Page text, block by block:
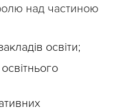
над частиною
освіти;